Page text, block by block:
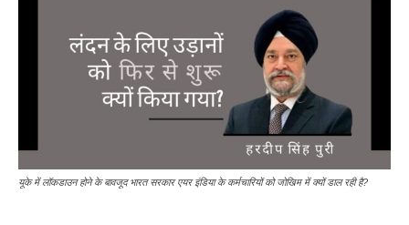
यूके में लॉकडाउन होने के बावजूद भारत सरकार एयर इंडिया के कर्मचारियों को जोखिम में क्यों डाल रही है?